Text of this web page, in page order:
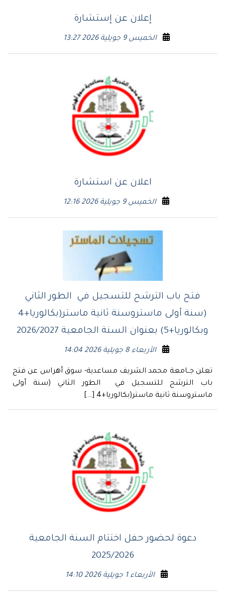
إعلان عن إستشارة
الخميس 9 جويلية 2026 13:27
اعلان عن استشارة
الخميس 9 جويلية 2026 12:16
فتح باب الترشح للتسجيل في الطور الثاني
(سنة أولى ماستروسنة ثانية ماستر(بكالوريا+4
وبكالوريا+5) بعنوان السنة الجامعية 2026/2027
الأربعاء 8 جويلية 2026 14:04
تعلن جــامعة محمد الشريف مساعدية- سوق أهراس عن فتح
باب الترشح للتسجيل في الطور الثاني (سنة أولى
ماستروسنة ثانية ماستر(بكالوريا+4 […]
دعوة لحضور حفل اختتام السنة الجامعية
2025/2026
الأربعاء 1 جويلية 2026 14:10